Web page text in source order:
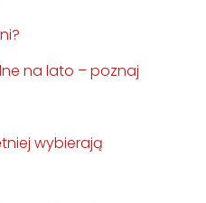
na lato – poznaj
wybierają